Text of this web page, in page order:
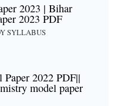
2023 | Bihar
2023 PDF
SYLLABUS
2022 PDF||
model paper